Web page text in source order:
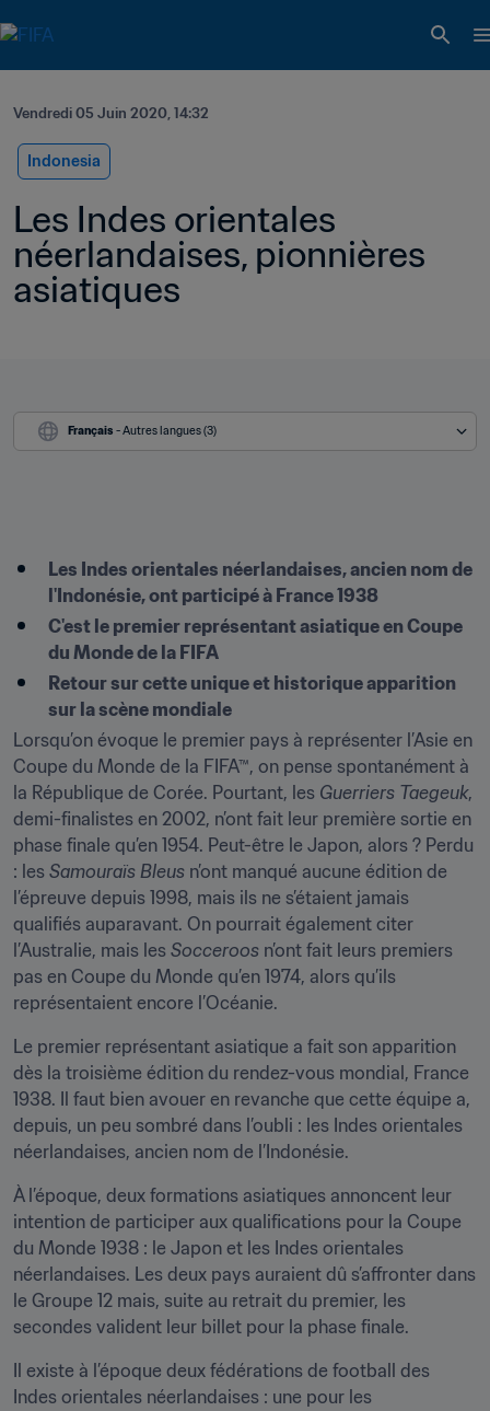
Vendredi 05 Juin 2020, 14:32
Indonesia
Les Indes orientales
néerlandaises, pionnières
asiatiques
Français - Autres langues (3)
Les Indes orientales néerlandaises, ancien nom de
l'Indonésie, ont participé à France 1938
C'est le premier représentant asiatique en Coupe
du Monde de la FIFA
Retour sur cette unique et historique apparition
sur la scène mondiale
Lorsqu’on évoque le premier pays à représenter l’Asie en
Coupe du Monde de la FIFA™, on pense spontanément à
la République de Corée. Pourtant, les Guerriers Taegeuk,
demi-finalistes en 2002, n’ont fait leur première sortie en
phase finale qu’en 1954. Peut-être le Japon, alors ? Perdu
: les Samouraïs Bleus n’ont manqué aucune édition de
l’épreuve depuis 1998, mais ils ne s’étaient jamais
qualifiés auparavant. On pourrait également citer
l’Australie, mais les Socceroos n’ont fait leurs premiers
pas en Coupe du Monde qu’en 1974, alors qu’ils
représentaient encore l’Océanie.
Le premier représentant asiatique a fait son apparition
dès la troisième édition du rendez-vous mondial, France
1938. Il faut bien avouer en revanche que cette équipe a,
depuis, un peu sombré dans l’oubli : les Indes orientales
néerlandaises, ancien nom de l’Indonésie.
À l’époque, deux formations asiatiques annoncent leur
intention de participer aux qualifications pour la Coupe
du Monde 1938 : le Japon et les Indes orientales
néerlandaises. Les deux pays auraient dû s’affronter dans
le Groupe 12 mais, suite au retrait du premier, les
secondes valident leur billet pour la phase finale.
Il existe à l’époque deux fédérations de football des
Indes orientales néerlandaises : une pour les